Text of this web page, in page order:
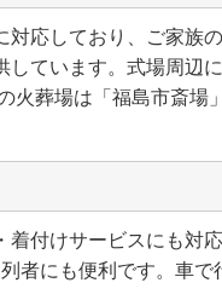
応しており、ご家族
ています。式場周辺
葬場は「福島市斎
付けサービスにも対
にも便利です。車で